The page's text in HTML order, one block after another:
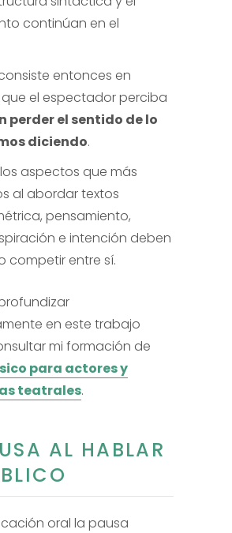
continúan en el
entonces en
el espectador perciba
perder el sentido de lo
diciendo.
aspectos que más
al abordar textos
pensamiento,
e intención deben
competir entre sí.
en este trabajo
mi formación de
para actores y
teatrales.
AL HABLAR
oral la pausa